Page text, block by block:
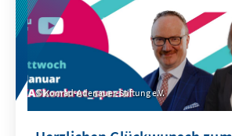
Konrad-Adenauer-Stiftung e.V.